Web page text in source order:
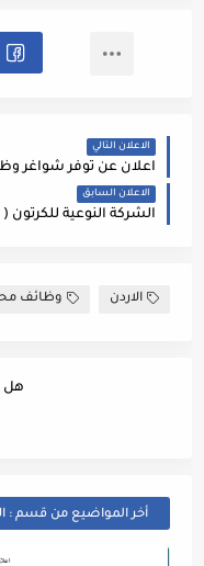
الاعلان التالي
الاعلان السابق
الاردن وظائف
هل
أخر المواضيع من قسم :